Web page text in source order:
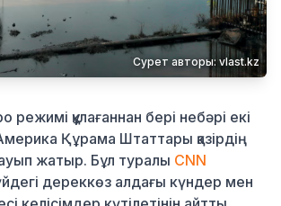
Сурет авторы: vlast.kz
құлағаннан бері небәрі екі
Құрама Штаттары қазірдің
жатыр. Бұл туралы CNN
дереккөз алдағы күндер мен